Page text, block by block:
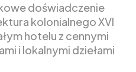
doświadczenie
kolonialnego XVI
hotelu z cennymi
i lokalnymi dziełami